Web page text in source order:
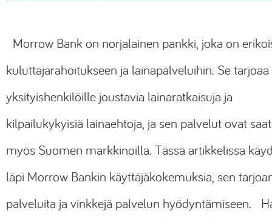
Morrow Bank on norjalainen pankki, joka on
kuluttajarahoitukseen ja lainapalveluihin. Se tarjoaa
yksityishenkilöille joustavia lainaratkaisuja ja
kilpailukykyisiä lainaehtoja, ja sen palvelut ovat
myös Suomen markkinoilla. Tässä artikkelissa
läpi Morrow Bankin käyttäjäkokemuksia, sen
palveluita ja vinkkejä palvelun hyödyntämiseen.